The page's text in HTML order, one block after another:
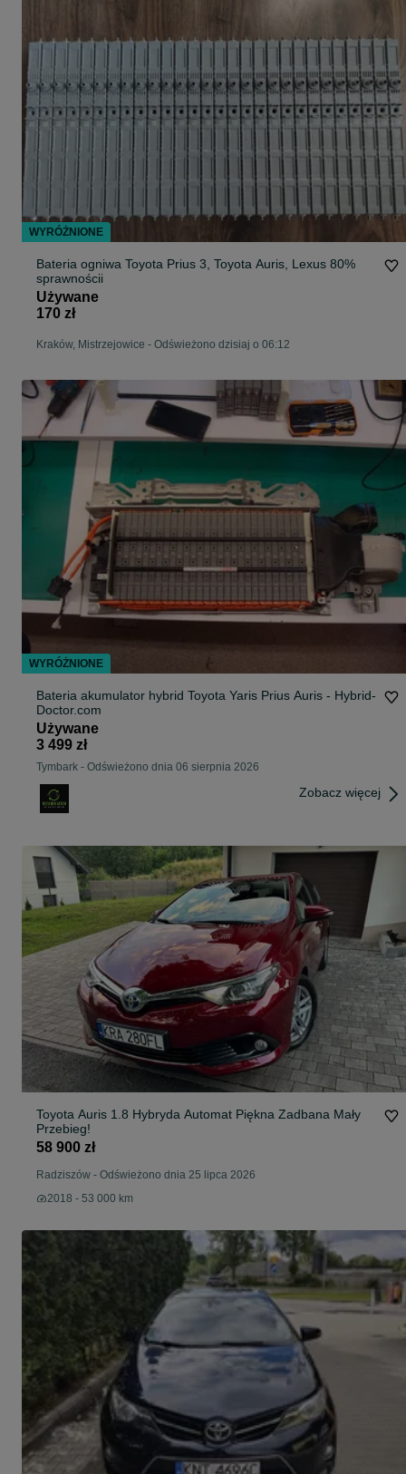
Bateria ogniwa Toyota Prius 3, Toyota Auris, Lexus 80%
sprawnościi
Używane
170 zł
Kraków, Mistrzejowice - Odświeżono dzisiaj o 06:12
Bateria akumulator hybrid Toyota Yaris Prius Auris - Hybrid-
Doctor.com
Używane
3 499 zł
Tymbark - Odświeżono dnia 06 sierpnia 2026
Zobacz więcej
Toyota Auris 1.8 Hybryda Automat Piękna Zadbana Mały
Przebieg!
58 900 zł
Radziszów - Odświeżono dnia 25 lipca 2026
2018 - 53 000 km
WYRÓŻNIONE
WYRÓŻNIONE